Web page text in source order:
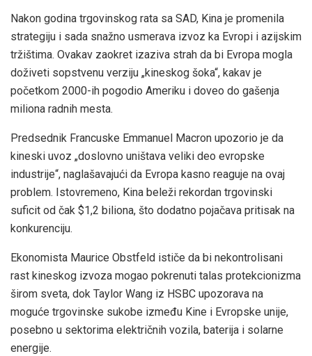
Nakon godina trgovinskog rata sa SAD, Kina je promenila
strategiju i sada snažno usmerava izvoz ka Evropi i azijskim
tržištima. Ovakav zaokret izaziva strah da bi Evropa mogla
doživeti sopstvenu verziju „kineskog šoka“, kakav je
početkom 2000-ih pogodio Ameriku i doveo do gašenja
miliona radnih mesta.
Predsednik Francuske Emmanuel Macron upozorio je da
kineski uvoz „doslovno uništava veliki deo evropske
industrije“, naglašavajući da Evropa kasno reaguje na ovaj
problem. Istovremeno, Kina beleži rekordan trgovinski
suficit od čak $1,2 biliona, što dodatno pojačava pritisak na
konkurenciju.
Ekonomista Maurice Obstfeld ističe da bi nekontrolisani
rast kineskog izvoza mogao pokrenuti talas protekcionizma
širom sveta, dok Taylor Wang iz HSBC upozorava na
moguće trgovinske sukobe između Kine i Evropske unije,
posebno u sektorima električnih vozila, baterija i solarne
energije.